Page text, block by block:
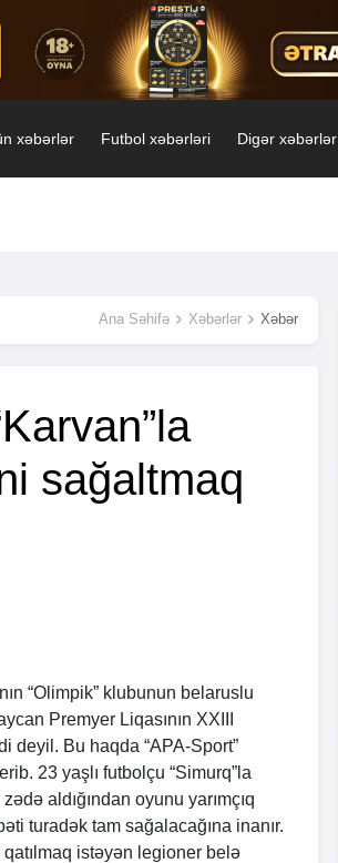
xəbərlər Futbol xəbərləri Digər xəbərlər
Ana Səhifə Xəbərlər Xəbər
sağaltmaq
“Olimpik” klubunun belaruslu
Premyer Liqasının XXIII
deyil. Bu haqda “APA-Sport”
23 yaşlı futbolçu “Simurq”la
aldığından oyunu yarımçıq
turadək tam sağalacağına inanır.
istəyən legioner belə